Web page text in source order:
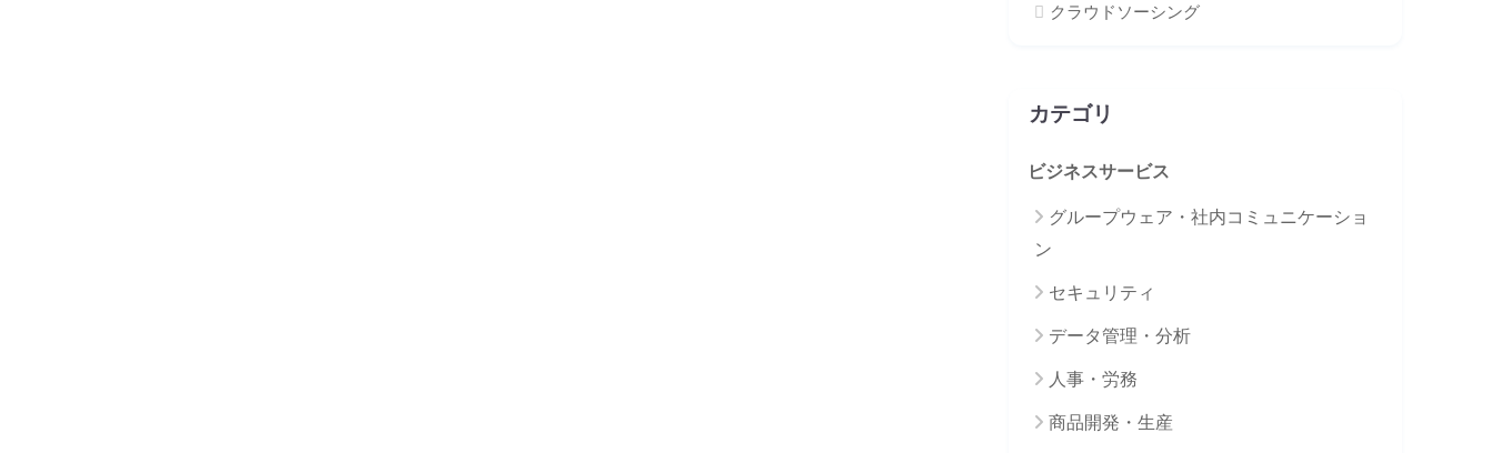
クラウドソーシング
カテゴリ
ビジネスサービス
グループウェア・社内コミュニケーショ
ン
セキュリティ
データ管理・分析
人事・労務
商品開発・生産